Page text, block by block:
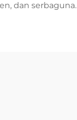
dan serbaguna.